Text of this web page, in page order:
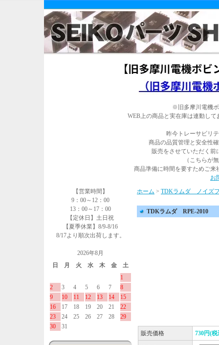
※旧多摩川電機
WEB上の商品と実在庫は連動し
昨今トレーサビリ
商品の品質管理と安全性
販売をさせていただく前
（こちらが
商品準備に時間を要すためご来
お
【営業時間】
9：00～12：00
13：00～17：00
【定休日】土日祝
【夏季休業】8/9-8/16
8/17より順次出荷します。
2026年8月
日
月 火 水 木 金
土
1
2
3 4 5 6 7
8
9
10 11 12 13 14
15
16
17 18 19 20 21
22
23
24 25 26 27 28
29
30
31
ホーム > TDKラムダ ノイズ
TDKラムダ RPE-2010
販売価格 730円(税